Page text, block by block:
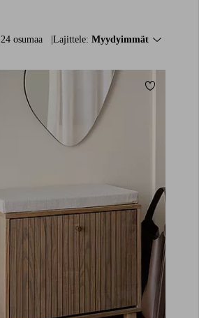
24 osumaa Lajittele: Myydyimmät
Lisää